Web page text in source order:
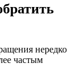
нередко
частым